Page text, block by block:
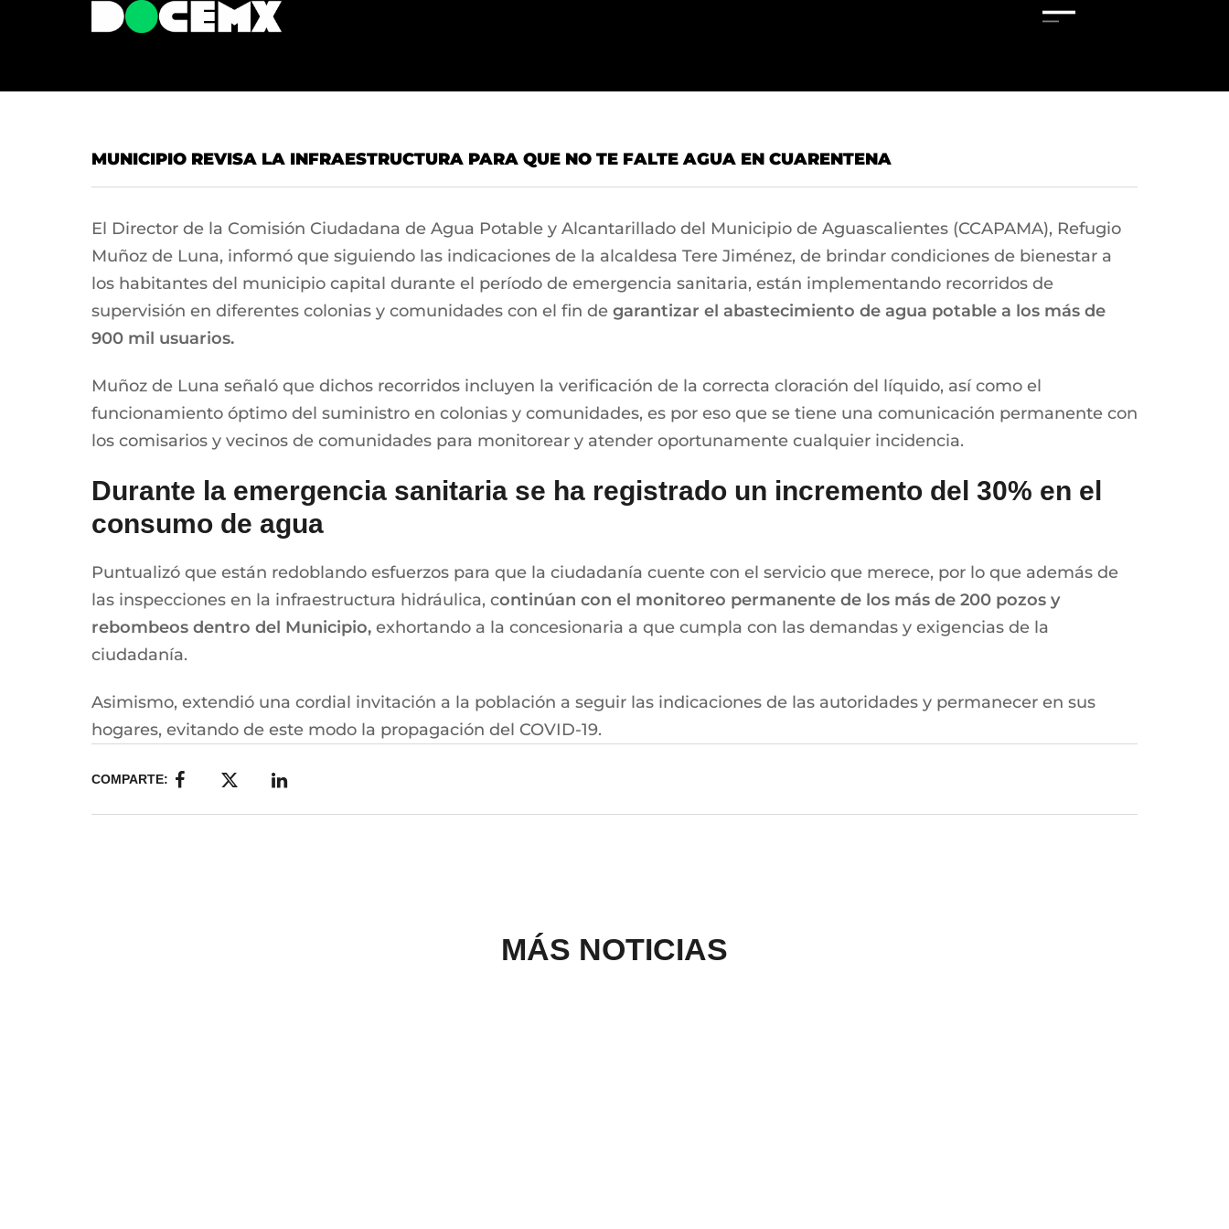
MUNICIPIO REVISA LA INFRAESTRUCTURA PARA QUE NO TE FALTE AGUA EN CUARENTENA
El Director de la Comisión Ciudadana de Agua Potable y Alcantarillado del Municipio de Aguascalientes (CCAPAMA), Refugio
Muñoz de Luna, informó que siguiendo las indicaciones de la alcaldesa Tere Jiménez, de brindar condiciones de bienestar a
los habitantes del municipio capital durante el período de emergencia sanitaria, están implementando recorridos de
supervisión en diferentes colonias y comunidades con el fin de garantizar el abastecimiento de agua potable a los más de
900 mil usuarios.
Muñoz de Luna señaló que dichos recorridos incluyen la verificación de la correcta cloración del líquido, así como el
funcionamiento óptimo del suministro en colonias y comunidades, es por eso que se tiene una comunicación permanente con
los comisarios y vecinos de comunidades para monitorear y atender oportunamente cualquier incidencia.
Durante la emergencia sanitaria se ha registrado un incremento del 30% en el
consumo de agua
Puntualizó que están redoblando esfuerzos para que la ciudadanía cuente con el servicio que merece, por lo que además de
las inspecciones en la infraestructura hidráulica, continúan con el monitoreo permanente de los más de 200 pozos y
rebombeos dentro del Municipio, exhortando a la concesionaria a que cumpla con las demandas y exigencias de la
ciudadanía.
Asimismo, extendió una cordial invitación a la población a seguir las indicaciones de las autoridades y permanecer en sus
hogares, evitando de este modo la propagación del COVID-19.
COMPARTE:
MÁS NOTICIAS